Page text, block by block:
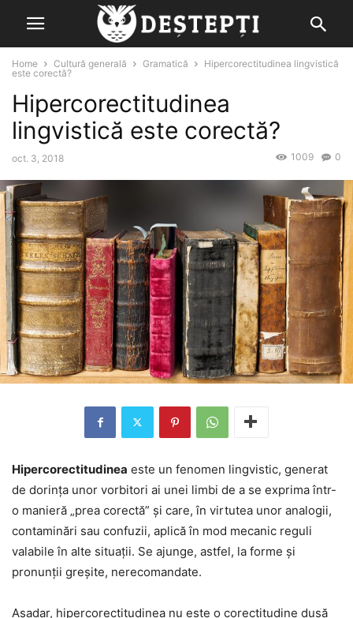
Home Cultură generală Gramatică
Hipercorectitudinea lingvistică
este corectă?
Hipercorectitudinea
lingvistică este corectă?
oct. 3, 2018 0
1009
Hipercorectitudinea este un fenomen lingvistic, generat
de dorința unor vorbitori ai unei limbi de a se exprima într-
o manieră „prea corectă” și care, în virtutea unor analogii,
contaminări sau confuzii, aplică în mod mecanic reguli
valabile în alte situații. Se ajunge, astfel, la forme și
pronunții greșite, nerecomandate.
Așadar, hipercorectitudinea nu este o corectitudine dusă